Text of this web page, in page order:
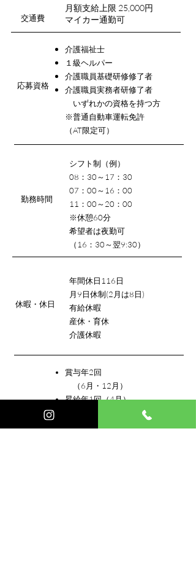
​​休暇・休日
​勤務時間
応募資格
交通費
賞与年2回
（6月・12月）
昇給年1回（4月）
年間休日116日
月9日休制(2月は8日)
有給休暇
産休・育休
介護休暇
シフト制（例）
08：30～17：30
07：00～16：00
11：00～20：00
※休憩60分
希望者は夜勤可
（16：30～翌9:30）
月額支給上限 25,000円
​マイカー通勤可
介護福祉士
１級ヘルパー
介護職員基礎研修修了者
介護職員実務者研修了者
いずれかの資格を持つ方​
※普通自動車運転免許
（AT限定可）